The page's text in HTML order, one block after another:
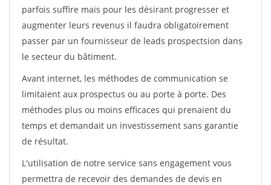
parfois suffire mais pour les désirant progresser et
augmenter leurs revenus il faudra obligatoirement
passer par un fournisseur de leads prospectsion dans
le secteur du bâtiment.
Avant internet, les méthodes de communication se
limitaient aux prospectus ou au porte à porte. Des
méthodes plus ou moins efficaces qui prenaient du
temps et demandait un investissement sans garantie
de résultat.
L'utilisation de notre service sans engagement vous
permettra de recevoir des demandes de devis en